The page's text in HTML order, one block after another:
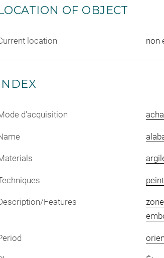
OF OBJECT
location non
d'acquisition
Features zone